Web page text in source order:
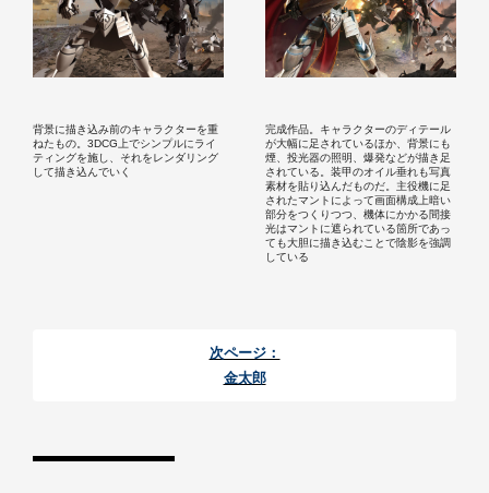
背景に描き込み前のキャラクターを重
ねたもの。3DCG上でシンプルにライ
ティングを施し、それをレンダリング
して描き込んでいく
完成作品。キャラクターのディテール
が大幅に足されているほか、背景にも
煙、投光器の照明、爆発などが描き足
されている。装甲のオイル垂れも写真
素材を貼り込んだものだ。主役機に足
されたマントによって画面構成上暗い
部分をつくりつつ、機体にかかる間接
光はマントに遮られている箇所であっ
ても大胆に描き込むことで陰影を強調
している
次ページ：
金太郎